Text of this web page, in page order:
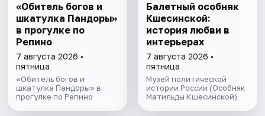
«Обитель богов и
шкатулка Пандоры»
в прогулке по
Репино
7 августа 2026 •
пятница
«Обитель богов и
шкатулка Пандоры» в
прогулке по Репино
Балетный особняк
Кшесинской:
история любви в
интерьерах
7 августа 2026 •
пятница
Музей политической
истории России (Особняк
Матильды Кшесинской)